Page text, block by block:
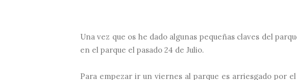
Una vez que os he dado algunas pequeñas claves del
en el parque el pasado 24 de Julio.
Para empezar ir un viernes al parque es arriesgado por